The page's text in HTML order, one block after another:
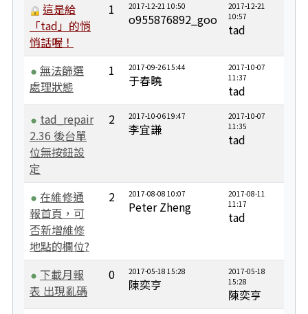
這是給
「tad」的悄
悄話喔！
1 2017-12-21 10:50
o955876892_goo
2017-12-21
10:57
tad
無法篩選
處理狀態
1 2017-09-26 15:44
于春曉
2017-10-07
11:37
tad
tad_repair
2.36 後台單
位無按鈕設
定
2 2017-10-06 19:47
李宜謙
2017-10-07
11:35
tad
在維修通
報首頁，可
否新增維修
地點的欄位?
2 2017-08-08 10:07
Peter Zheng
2017-08-11
11:17
tad
下載月報
表 出現亂碼
0 2017-05-18 15:28
陳奕亨
2017-05-18
15:28
陳奕亨